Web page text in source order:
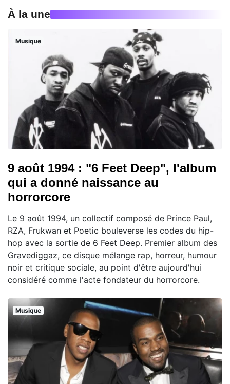
À la une
Musique
9 août 1994 : "6 Feet Deep", l'album
qui a donné naissance au
horrorcore
Le 9 août 1994, un collectif composé de Prince Paul,
RZA, Frukwan et Poetic bouleverse les codes du hip-
hop avec la sortie de 6 Feet Deep. Premier album des
Gravediggaz, ce disque mélange rap, horreur, humour
noir et critique sociale, au point d'être aujourd'hui
considéré comme l'acte fondateur du horrorcore.
Musique